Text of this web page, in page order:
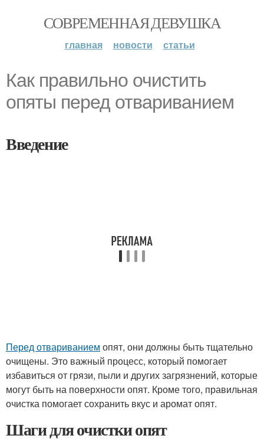
СОВРЕМЕННАЯ ДЕВУШКА
главная новости статьи
Как правильно очистить
опяты перед отвариванием
Введение
Перед отвариванием опят, они должны быть тщательно
очищены. Это важный процесс, который помогает
избавиться от грязи, пыли и других загрязнений, которые
могут быть на поверхности опят. Кроме того, правильная
очистка помогает сохранить вкус и аромат опят.
Шаги для очистки опят